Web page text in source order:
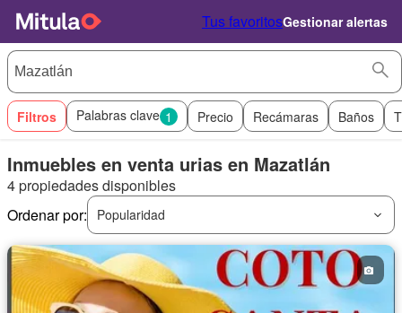
Tus favoritosGestionar alertas
Filtros Palabras clave 1 Precio Recámaras Baños
Inmuebles en venta urias en Mazatlán
4 propiedades disponibles
Ordenar por:
Popularidad